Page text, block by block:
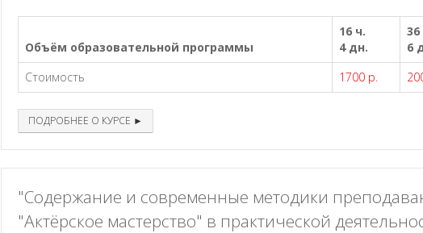
Объём образовательной программы
16 ч.
4 дн.
36
6
Стоимость
1700 р.
ПОДРОБНЕЕ О КУРСЕ ►
"Содержание и современные методики
"Актёрское мастерство" в практической